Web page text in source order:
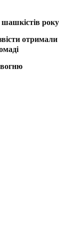
року
отримали